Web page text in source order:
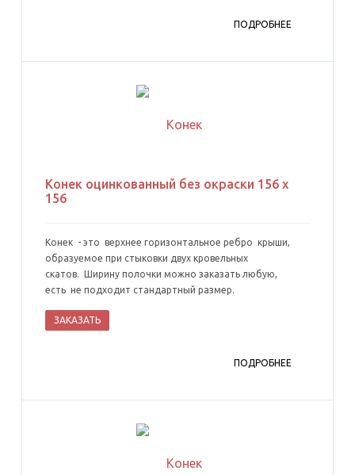
ПОДРОБНЕЕ
Конек оцинкованный без окраски 156 х
156
Конек - это верхнее горизонтальное ребро крыши,
образуемое при стыковки двух кровельных
скатов. Ширину полочки можно заказать любую,
есть не подходит стандартный размер.
ЗАКАЗАТЬ
ПОДРОБНЕЕ